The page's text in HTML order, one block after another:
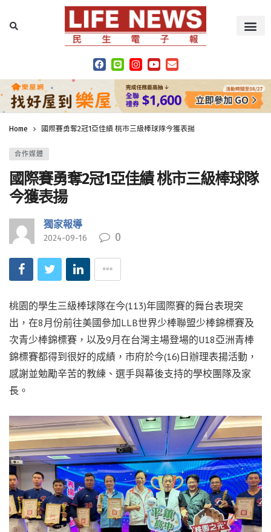
Home 國際賽勇奪2冠1亞佳績 桃市三級棒球隊今獲表揚
合作媒體
國際賽勇奪2冠1亞佳績 桃市三級棒球隊
今獲表揚
獨家報導
2024-09-16 0
桃園的學生三級棒球隊在今(113)年國際賽的舞台表現突
出，在8月份前往美國參加LLB世界少棒聯盟少棒錦標賽及
次青少棒錦標賽，以及9月在台灣主場登場的U18亞洲青棒
錦標賽都得到很好的成績，市府於今(16)日辦理表揚活動，
感謝並勉勵辛苦的教練、選手與幕後支持的學校團隊及家
長。